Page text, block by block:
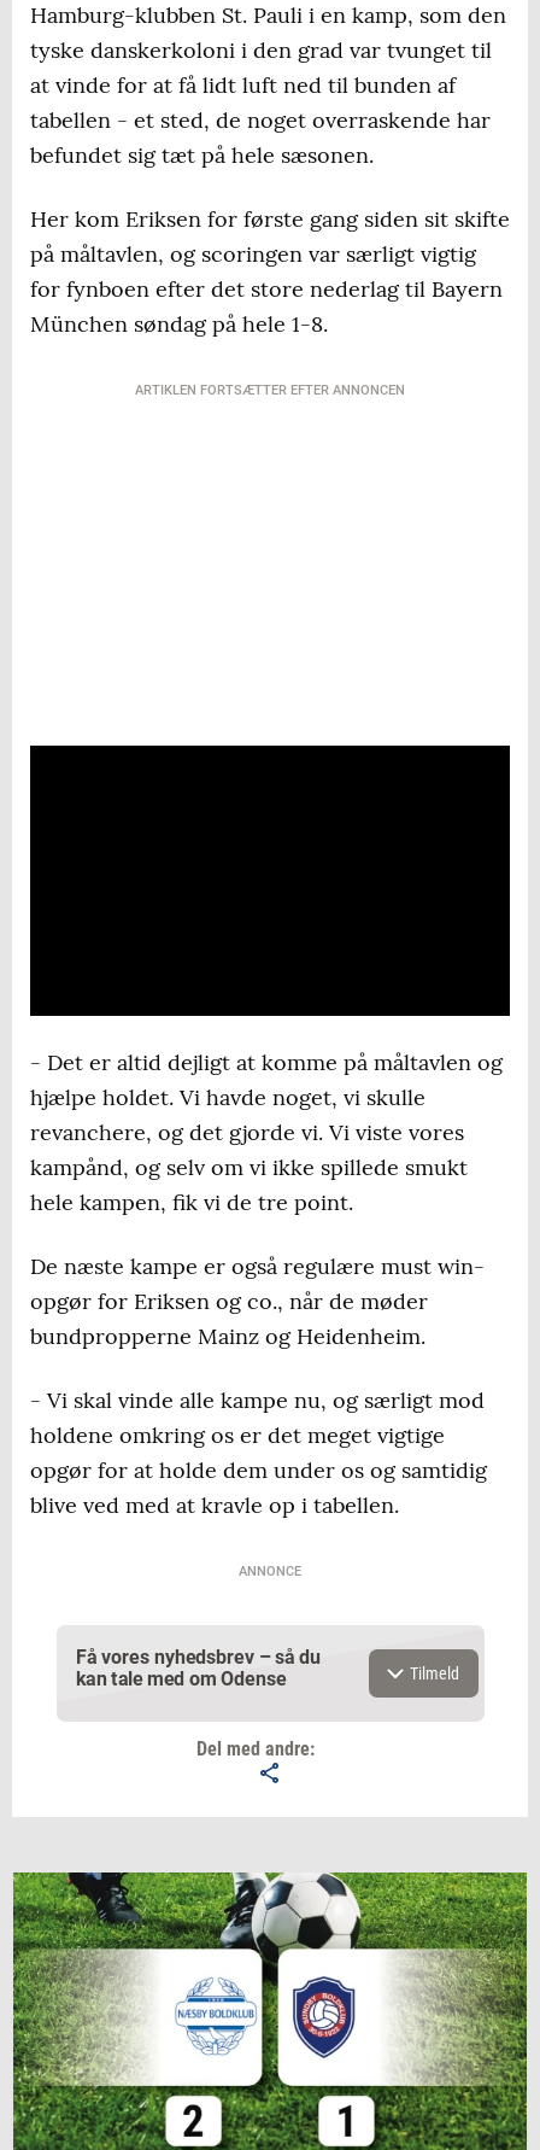
Hamburg-klubben St. Pauli i en kamp, som den
tyske danskerkoloni i den grad var tvunget til
at vinde for at få lidt luft ned til bunden af
tabellen - et sted, de noget overraskende har
befundet sig tæt på hele sæsonen.
Her kom Eriksen for første gang siden sit skifte
på måltavlen, og scoringen var særligt vigtig
for fynboen efter det store nederlag til Bayern
München søndag på hele 1-8.
ARTIKLEN FORTSÆTTER EFTER ANNONCEN
- Det er altid dejligt at komme på måltavlen og
hjælpe holdet. Vi havde noget, vi skulle
revanchere, og det gjorde vi. Vi viste vores
kampånd, og selv om vi ikke spillede smukt
hele kampen, fik vi de tre point.
De næste kampe er også regulære must win-
opgør for Eriksen og co., når de møder
bundpropperne Mainz og Heidenheim.
- Vi skal vinde alle kampe nu, og særligt mod
holdene omkring os er det meget vigtige
opgør for at holde dem under os og samtidig
blive ved med at kravle op i tabellen.
ANNONCE
Få vores nyhedsbrev – så du
kan tale med om Odense
Navn
Jeg vil gerne modtage et nyhedsoverblik, samt
relevante tilbud og brugerfordele på mail. Det er altid
muligt at afmelde.
Privatlivspolitik.
Tilmeld
Del med andre: